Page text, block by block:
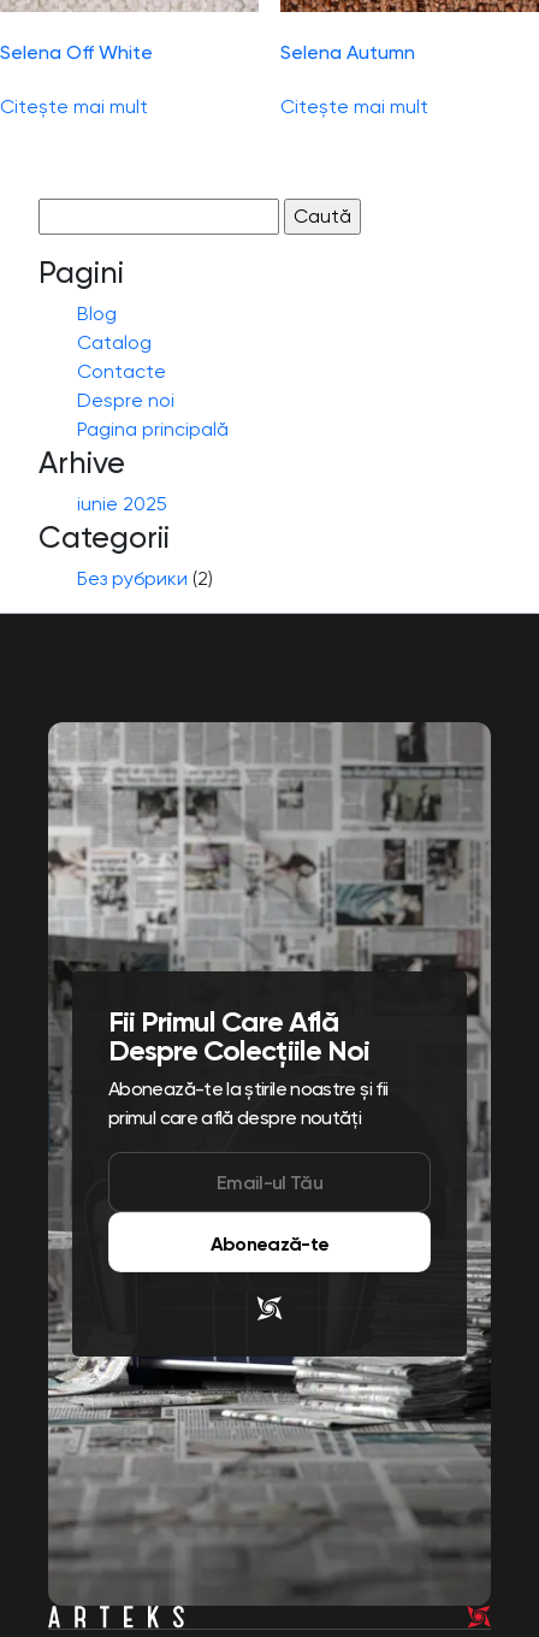
Selena Off White
Citește mai mult
Selena Autumn
Citește mai mult
după:
Pagini
Blog
Catalog
Contacte
Despre noi
Pagina principală
Arhive
iunie 2025
Categorii
Без рубрики (2)
Fii Primul Care Află
Despre Colecțiile Noi
Abonează-te la știrile noastre și fii
primul care află despre noutăți
Abonează-te